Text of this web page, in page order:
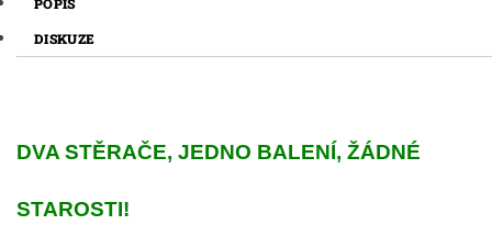
DISKUZE
DVA STĚRAČE, JEDNO BALENÍ, ŽÁDNÉ
STAROSTI!